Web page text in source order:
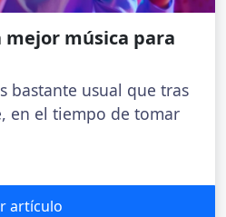
mejor música para
bastante usual que tras
en el tiempo de tomar
artículo